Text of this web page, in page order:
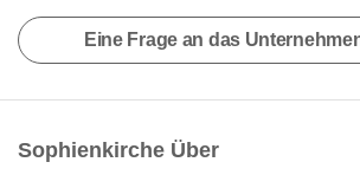
Eine Frage an das
Sophienkirche Über